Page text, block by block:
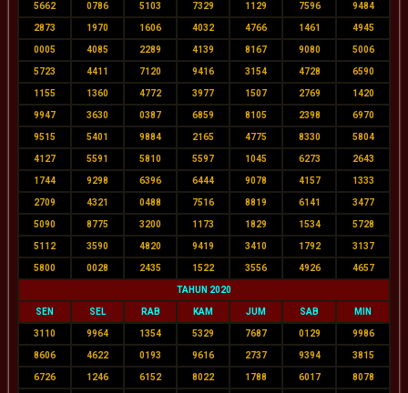
5662 0786 5103 7329 1129 7596 9484
2873 1970 1606 4032 4766 1461 4945
0005 4085 2289 4139 8167 9080 5006
5723 4411 7120 9416 3154 4728 6590
1155 1360 4772 3977 1507 2769 1420
9947 3630 0387 6859 8105 2398 6970
9515 5401 9884 2165 4775 8330 5804
4127 5591 5810 5597 1045 6273 2643
1744 9298 6396 6444 9078 4157 1333
2709 4321 0488 7516 8819 6141 3477
5090 8775 3200 1173 1829 1534 5728
5112 3590 4820 9419 3410 1792 3137
5800 0028 2435 1522 3556 4926 4657
TAHUN 2020
SEN SEL RAB KAM JUM SAB MIN
3110 9964 1354 5329 7687 0129 9986
8606 4622 0193 9616 2737 9394 3815
6726 1246 6152 8022 1788 6017 8078